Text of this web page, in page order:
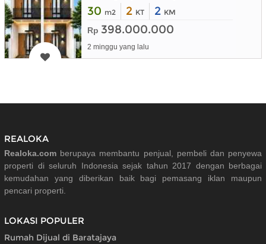
30 m2 2 KT 2 KM
Rp 398.000.000
2 minggu yang lalu
REALOKA
Realoka.com berupaya membantu penjual, pembeli dan penyewa
properti di seluruh Indonesia sejak tahun 2017 dengan berbagai
kemudahan yang diberikan baik bagi pemasang iklan maupun
pencari properti.
LOKASI POPULER
Rumah Dijual di Baratajaya